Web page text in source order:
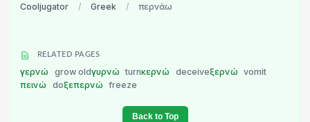
Cooljugator / Greek / περνάω
RELATED PAGES
γερνώ grow oldγυρνώ turnκερνώ deceiveξερνώ
vomit
πεινώ
doξεπερνώ freeze
Back to Top